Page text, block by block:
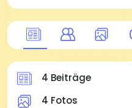
4 Beiträge
4 Fotos